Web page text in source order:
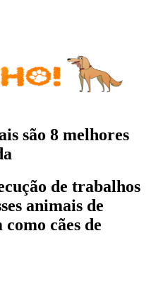
são 8 melhores
de trabalhos
animais de
como cães de